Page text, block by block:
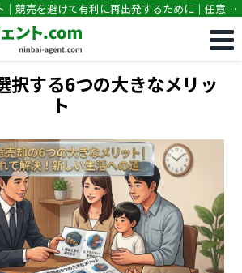
競売を避けて有利に再出発するために｜任意売
滞納の相談なら任意売却エージェント.com
択する6つの大きなメリッ
ト